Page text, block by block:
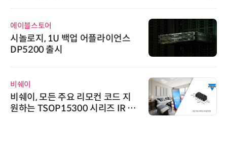
에이블스토어
시놀로지, 1U 백업 어플라이언스
DP5200 출시
비쉐이
비쉐이, 모든 주요 리모컨 코드 지
원하는 TSOP15300 시리즈 IR 수